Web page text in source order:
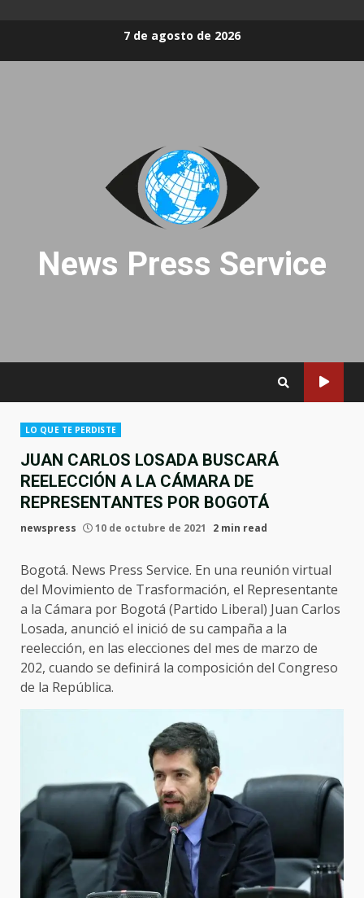
7 de agosto de 2026
News Press Service
LO QUE TE PERDISTE
JUAN CARLOS LOSADA BUSCARÁ
REELECCIÓN A LA CÁMARA DE
REPRESENTANTES POR BOGOTÁ
newspress 10 de octubre de 2021 2 min read
Bogotá. News Press Service. En una reunión virtual
del Movimiento de Trasformación, el Representante
a la Cámara por Bogotá (Partido Liberal) Juan Carlos
Losada, anunció el inició de su campaña a la
reelección, en las elecciones del mes de marzo de
202, cuando se definirá la composición del Congreso
de la República.